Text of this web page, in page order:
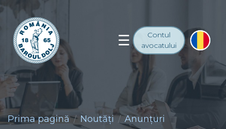
Contul
avocatului
Prima pagină Noutăţi Anunţuri